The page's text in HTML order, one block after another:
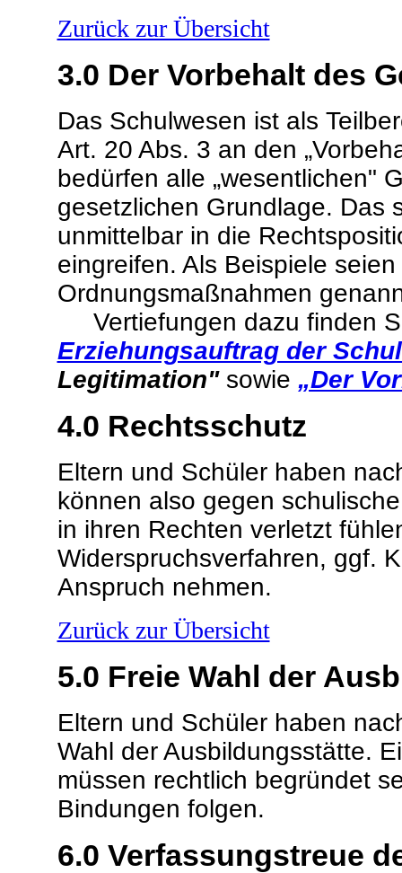
Zurück zur Übersicht
3.0 Der Vorbehalt des
Das Schulwesen ist als
Art. 20 Abs. 3 an den
bedürfen alle „wesentlichen"
gesetzlichen Grundlage. Das
unmittelbar in die
eingreifen. Als Beispiele
Ordnungsmaßnahmen
Vertiefungen dazu finden
Erziehungsauftrag der
Legitimation"sowie „Der
4.0 Rechtsschutz
Eltern und Schüler haben
können also gegen
in ihren Rechten verletzt
Widerspruchsverfahren, ggf.
Anspruch nehmen.
Zurück zur Übersicht
5.0 Freie Wahl der
Eltern und Schüler haben
Wahl der Ausbildungsstätte.
müssen rechtlich begründet
Bindungen folgen.
6.0 Verfassungstreue